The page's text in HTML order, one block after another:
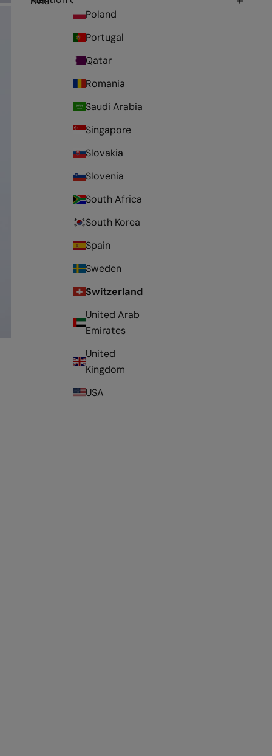
Poland
Portugal
Qatar
Romania
Saudi Arabia
Singapore
Slovakia
Slovenia
South Africa
South Korea
Spain
Sweden
Switzerland
United Arab
Emirates
United
Kingdom
USA